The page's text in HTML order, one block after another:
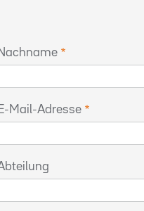
Nachname
Mail-Adresse